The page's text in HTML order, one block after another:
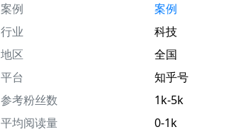
案例
案例
行业
科技
地区
全国
平台
知乎号
参考粉丝数
1k-5k
平均阅读量
0-1k